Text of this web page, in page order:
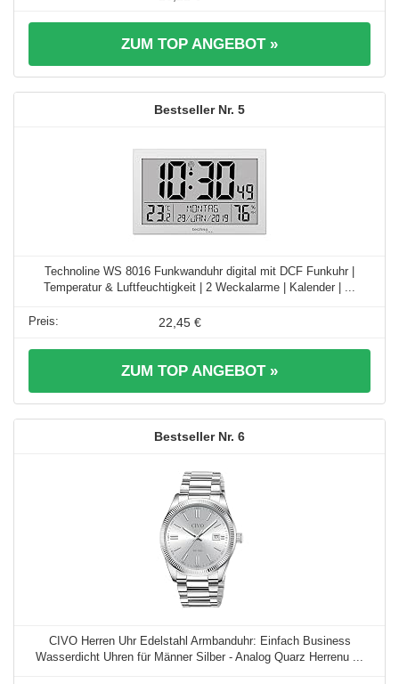
ZUM TOP ANGEBOT »
5
Technoline WS 8016 Funkwanduhr digital mit DCF Funkuhr |
Temperatur & Luftfeuchtigkeit | 2 Weckalarme | Kalender | ...
22,45 €
ZUM TOP ANGEBOT »
6
CIVO Herren Uhr Edelstahl Armbanduhr: Einfach Business
Wasserdicht Uhren für Männer Silber - Analog Quarz Herrenu ...